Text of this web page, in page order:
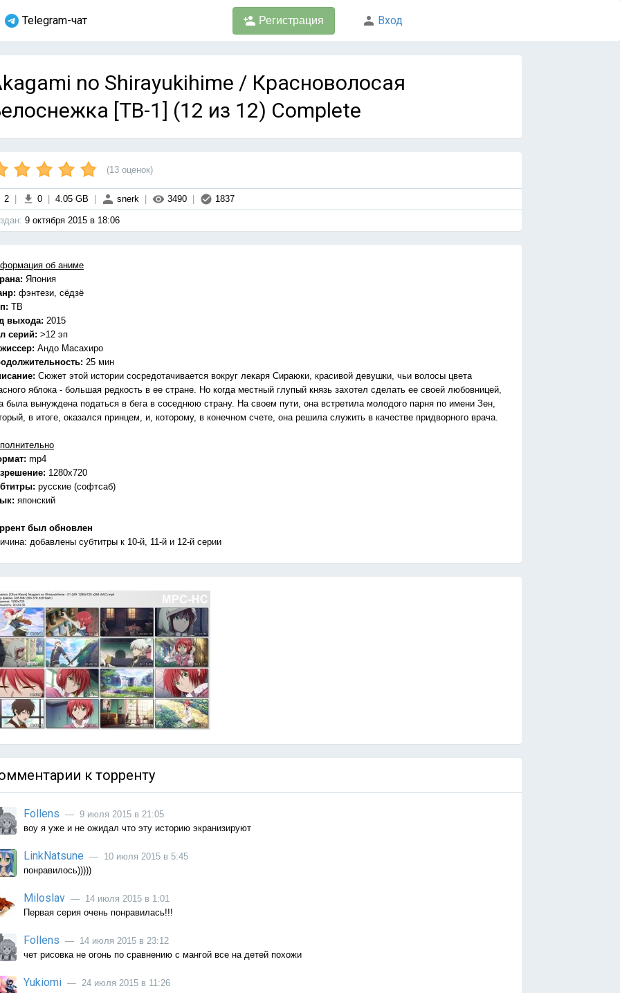
Telegram-чат Регистрация Вход
no Shirayukihime / Красноволосая
[ТВ-1] (12 из 12) Complete
(13 оценок)
2 0 4.05 GB snerk 3490 1837
9 октября 2015 в 18:06
об аниме
Япония
фэнтези, сёдзё
ТВ
выхода: 2015
серий: >12 эп
Андо Масахиро
25 мин
Сюжет этой истории сосредотачивается вокруг лекаря Сираюки, красивой девушки, чьи волосы цвета
яблока - большая редкость в ее стране. Но когда местный глупый князь захотел сделать ее своей любовницей,
была вынуждена податься в бега в соседнюю страну. На своем пути, она встретила молодого парня по имени Зен,
в итоге, оказался принцем, и, которому, в конечном счете, она решила служить в качестве придворного врача.
mp4
1280x720
русские (софтсаб)
японский
был обновлен
добавлены субтитры к 10-й, 11-й и 12-й серии
к торренту
Follens — 9 июля 2015 в 21:05
воу я уже и не ожидал что эту историю экранизируют
LinkNatsune — 10 июля 2015 в 5:45
понравилось)))))
Miloslav — 14 июля 2015 в 1:01
Первая серия очень понравилась!!!
Follens — 14 июля 2015 в 23:12
чет рисовка не огонь по сравнению с мангой все на детей похожи
Yukiomi — 24 июля 2015 в 11:26